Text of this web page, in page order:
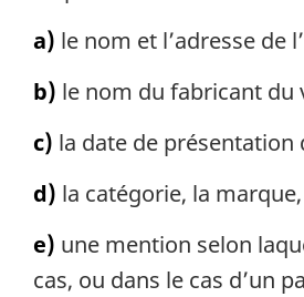
a) le nom et l’adresse de
b) le nom du fabricant du
c) la date de présentation
d) la catégorie, la
e) une mention selon
cas, ou dans le cas d’un